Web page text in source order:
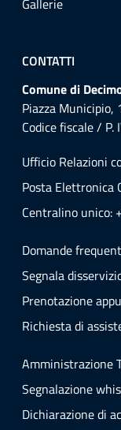
Gallerie
CONTATTI
Comune di
Piazza Municipio,
Codice fiscale /
Ufficio Relazioni
Posta Elettronica
Centralino unico:
Domande
Segnala
Prenotazione
Richiesta di
Amministrazione
Segnalazione
Dichiarazione di